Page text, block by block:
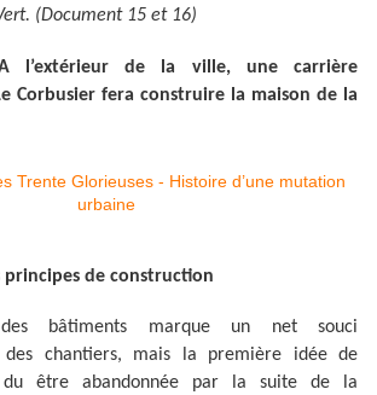
(Document 15 et 16)
l’extérieur de la ville, une carrière
Corbusier fera construire la maison de la
principes de construction
bâtiments marque un net souci
des chantiers, mais la première idée de
du être abandonnée par la suite de la